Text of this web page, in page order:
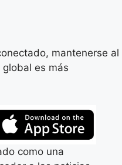
mantenerse al
es más
como una